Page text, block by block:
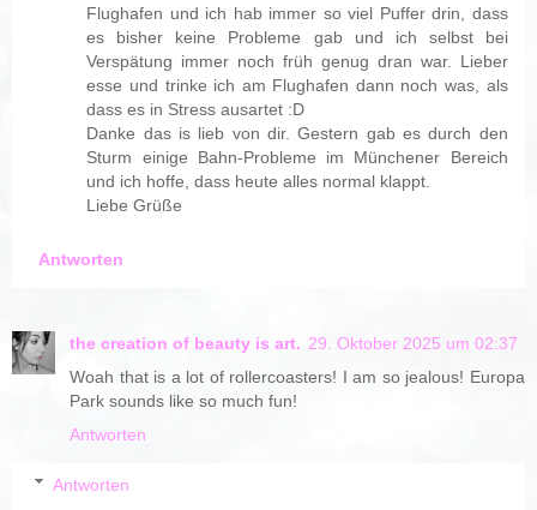
Flughafen und ich hab immer so viel Puffer drin, dass
es bisher keine Probleme gab und ich selbst bei
Verspätung immer noch früh genug dran war. Lieber
esse und trinke ich am Flughafen dann noch was, als
dass es in Stress ausartet :D
Danke das is lieb von dir. Gestern gab es durch den
Sturm einige Bahn-Probleme im Münchener Bereich
und ich hoffe, dass heute alles normal klappt.
Liebe Grüße
Antworten
the creation of beauty is art. 29. Oktober 2025 um 02:37
Woah that is a lot of rollercoasters! I am so jealous! Europa
Park sounds like so much fun!
Antworten
Antworten